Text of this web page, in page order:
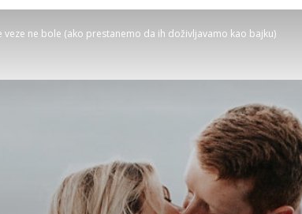
veze ne bole (ako prestanemo da ih doživljavamo kao bajku)